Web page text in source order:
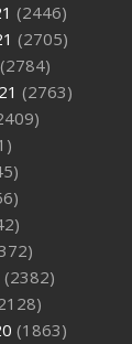
(2446)
(2705)
(2784)
(2763)
(2382)
(1863)